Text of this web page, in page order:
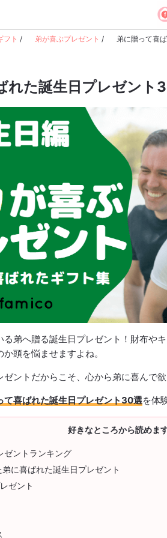
フト / 弟が喜ぶプレゼント / 弟に贈って喜
れた誕生日プレゼン
る弟へ贈る誕生日プレゼント！財布や
頭を悩ませますよね。
ントだからこそ、心から弟に喜んで欲
て喜ばれた誕生日プレゼント30選を体
好きなところから読めま
ゼントランキング
に喜ばれた誕生日プレゼント
ゼント